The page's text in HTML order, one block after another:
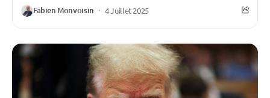
Fabien Monvoisin 4 Juillet 2025